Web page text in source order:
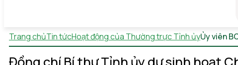
Trang chủTin tứcHoạt động của Thường trực Tỉnh ủyỦy viên